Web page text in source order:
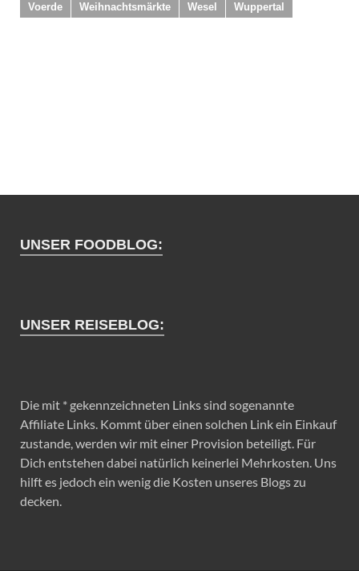
Voerde
Weihnachtsmärkte Wesel Wuppertal
UNSER FOODBLOG:
UNSER REISEBLOG:
Die mit * gekennzeichneten Links sind sogenannte
Affiliate Links. Kommt über einen solchen Link ein Einkauf
zustande, werden wir mit einer Provision beteiligt. Für
Dich entstehen dabei natürlich keinerlei Mehrkosten. Uns
hilft es jedoch ein wenig die Kosten unseres Blogs zu
decken.